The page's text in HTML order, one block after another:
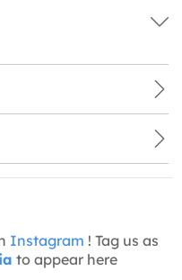
Instagram ! Tag us as
to appear here